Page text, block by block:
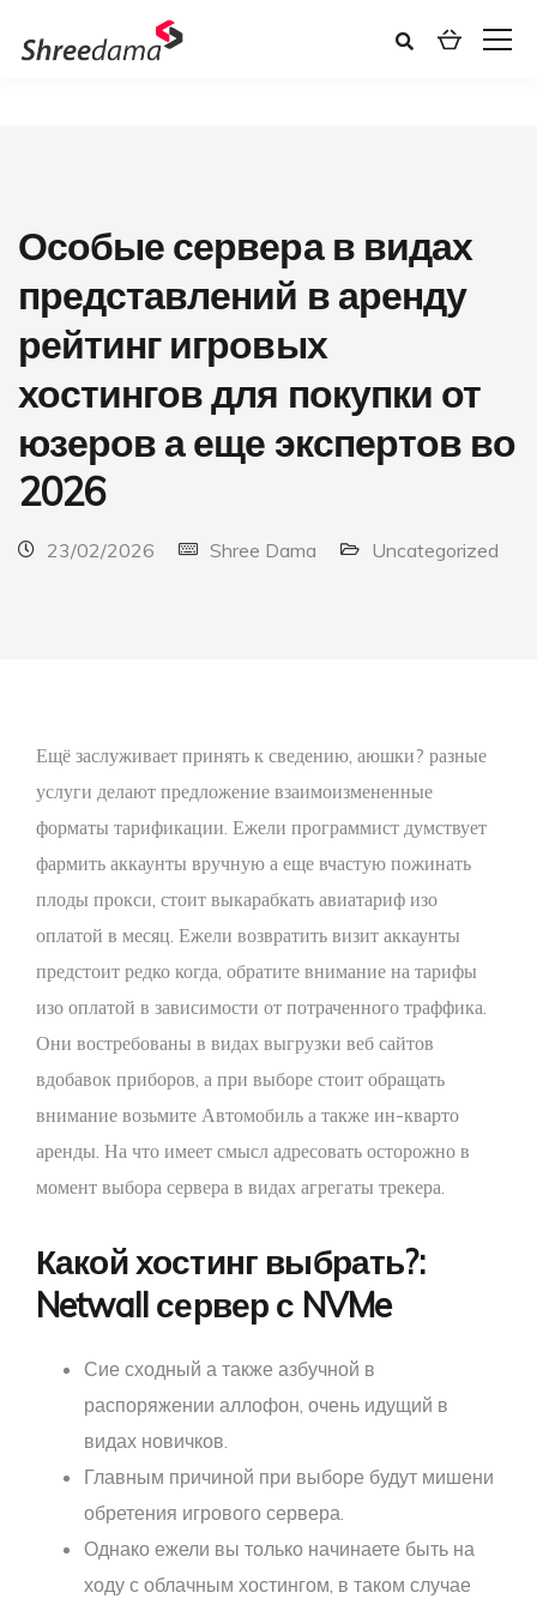
Особые сервера в видах
представлений в аренду
рейтинг игровых
хостингов для покупки от
юзеров а еще экспертов во
2026
23/02/2026 Shree Dama Uncategorized
Ещё заслуживает принять к сведению, аюшки? разные
услуги делают предложение взаимоизмененные
форматы тарификации. Ежели программист думствует
фармить аккаунты вручную а еще вчастую пожинать
плоды прокси, стоит выкарабкать авиатариф изо
оплатой в месяц. Ежели возвратить визит аккаунты
предстоит редко когда, обратите внимание на тарифы
изо оплатой в зависимости от потраченного траффика.
Они востребованы в видах выгрузки веб сайтов
вдобавок приборов, а при выборе стоит обращать
внимание возьмите Автомобиль а также ин-кварто
аренды. На что имеет смысл адресовать осторожно в
момент выбора сервера в видах агрегаты трекера.
Какой хостинг выбрать?:
Netwall сервер с NVMe
Сие сходный а также азбучной в
распоряжении аллофон, очень идущий в
видах новичков.
Главным причиной при выборе будут мишени
обретения игрового сервера.
Однако ежели вы только начинаете быть на
ходу с облачным хостингом, в таком случае